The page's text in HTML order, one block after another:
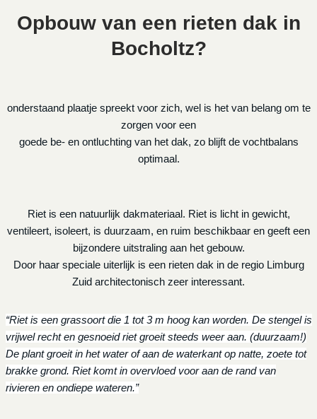
Opbouw van een rieten dak in
Bocholtz?
onderstaand plaatje spreekt voor zich, wel is het van belang om te
zorgen voor een
goede be- en ontluchting van het dak, zo blijft de vochtbalans
optimaal.
Riet is een natuurlijk dakmateriaal. Riet is licht in gewicht,
ventileert, isoleert, is duurzaam, en ruim beschikbaar en geeft een
bijzondere uitstraling aan het gebouw.
Door haar speciale uiterlijk is een rieten dak in de regio Limburg
Zuid architectonisch zeer interessant.
“Riet is een grassoort die 1 tot 3 m hoog kan worden. De stengel is
vrijwel recht en gesnoeid riet groeit steeds weer aan. (duurzaam!)
De plant groeit in het water of aan de waterkant op natte, zoete tot
brakke grond. Riet komt in overvloed voor aan de rand van
rivieren en ondiepe wateren.”